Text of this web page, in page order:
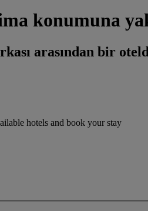
konumuna
arasından bir
hotels and book your stay